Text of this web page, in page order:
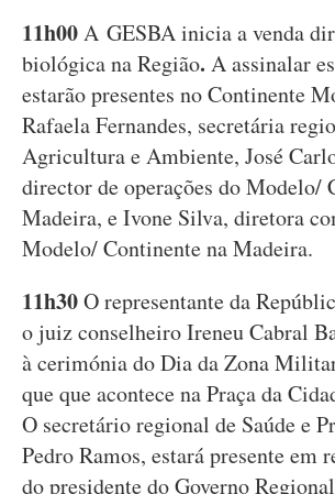
11h00A GESBA inicia a venda
biológica na Região. A assinalar
estarão presentes no Continente
Rafaela Fernandes, secretária
Agricultura e Ambiente, José
director de operações do Modelo/
Madeira, e Ivone Silva, diretora
Modelo/ Continente na Madeira.
11h30O representante da
o juiz conselheiro Ireneu Cabral
à cerimónia do Dia da Zona
que que acontece na Praça da
O secretário regional de Saúde e
Pedro Ramos, estará presente em
do presidente do Governo